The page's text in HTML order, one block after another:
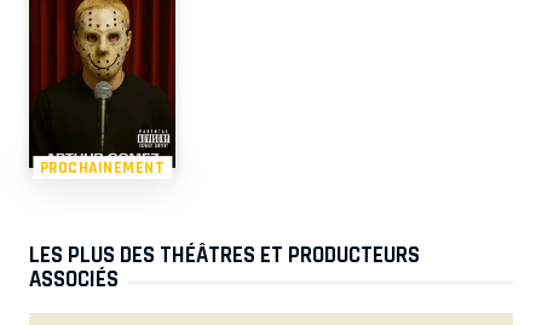
PROCHAINEMENT
LES PLUS DES THÉÂTRES ET PRODUCTEURS
ASSOCIÉS